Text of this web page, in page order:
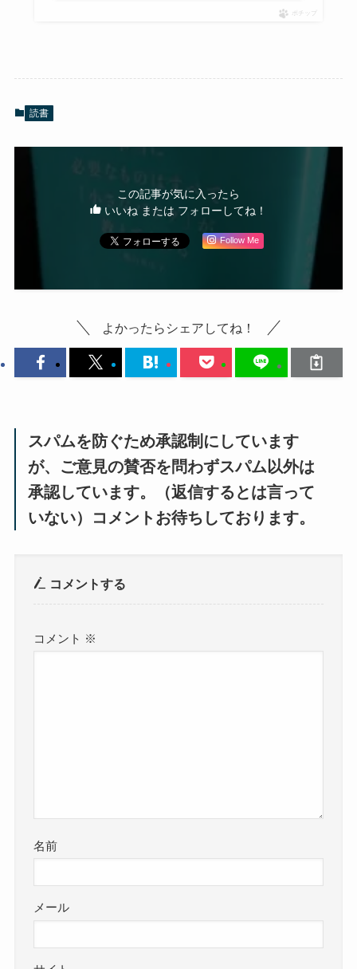
ポチップ
読書
この記事が気に入ったら
いいね または フォローしてね！
Follow Me
よかったらシェアしてね！
スパムを防ぐため承認制にしています
が、ご意見の賛否を問わずスパム以外は
承認しています。（返信するとは言って
いない）コメントお待ちしております。
コメントする
コメント ※
名前
メール